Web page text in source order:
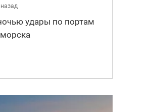
удары по портам